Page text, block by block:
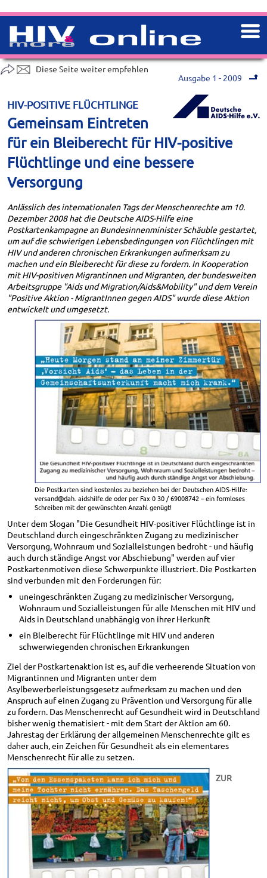
Ausgabe 1 - 2009
HIV-POSITIVE FLÜCHTLINGE
Gemeinsam Eintreten
für ein Bleiberecht für HIV-positive
Flüchtlinge und eine bessere
Versorgung
Anlässlich des internationalen Tags der Menschenrechte am 10.
Dezember 2008 hat die Deutsche AIDS-Hilfe eine
Postkartenkampagne an Bundesinnenminister Schäuble gestartet,
um auf die schwierigen Lebensbedingungen von Flüchtlingen mit
HIV und anderen chronischen Erkrankungen aufmerksam zu
machen und ein Bleiberecht für diese zu fordern. In Kooperation
mit HIV-positiven Migrantinnen und Migranten, der bundesweiten
Arbeitsgruppe "Aids und Migration/Aids&Mobility" und dem Verein
"Positive Aktion - MigrantInnen gegen AIDS" wurde diese Aktion
entwickelt und umgesetzt.
Die Postkarten sind kostenlos zu beziehen bei der Deutschen AIDS-Hilfe:
versand@dah. aidshilfe.de oder per Fax 0 30 / 69008742 – ein formloses
Schreiben mit der gewünschten Anzahl genügt!
Unter dem Slogan "Die Gesundheit HIV-positiver Flüchtlinge ist in
Deutschland durch eingeschränkten Zugang zu medizinischer
Versorgung, Wohnraum und Sozialleistungen bedroht - und häufig
auch durch ständige Angst vor Abschiebung" werden auf vier
Postkartenmotiven diese Schwerpunkte illustriert. Die Postkarten
sind verbunden mit den Forderungen für:
uneingeschränkten Zugang zu medizinischer Versorgung,
Wohnraum und Sozialleistungen für alle Menschen mit HIV und
Aids in Deutschland unabhängig von ihrer Herkunft
ein Bleiberecht für Flüchtlinge mit HIV und anderen
schwerwiegenden chronischen Erkrankungen
Ziel der Postkartenaktion ist es, auf die verheerende Situation von
Migrantinnen und Migranten unter dem
Asylbewerberleistungsgesetz aufmerksam zu machen und den
Anspruch auf einen Zugang zu Prävention und Versorgung für alle
zu fordern. Das Menschenrecht auf Gesundheit wird in Deutschland
bisher wenig thematisiert - mit dem Start der Aktion am 60.
Jahrestag der Erklärung der allgemeinen Menschenrechte gilt es
daher auch, ein Zeichen für Gesundheit als ein elementares
Menschenrecht für alle zu setzen.
ZUR
Diese Seite weiter empfehlen